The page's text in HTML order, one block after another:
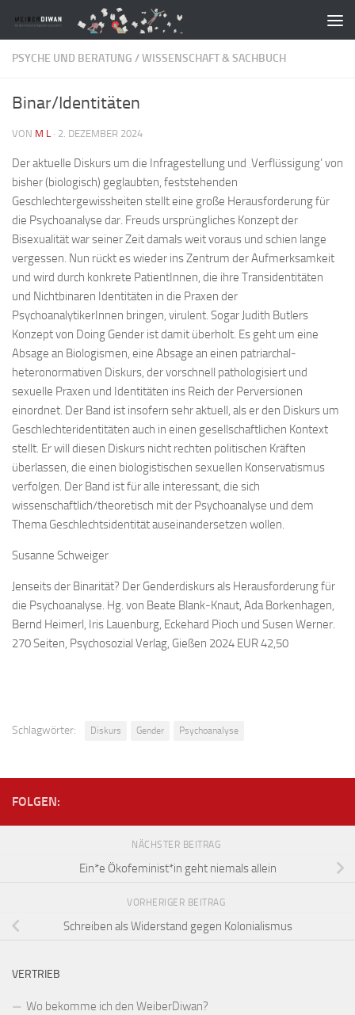
Zum Inhalt springen
PSYCHE UND BERATUNG /WISSENSCHAFT & SACHBUCH
Binar/Identitäten
VON M L · 2. DEZEMBER 2024
Der aktuelle Diskurs um die Infragestellung und ‚Verflüssigung’ von
bisher (biologisch) geglaubten, feststehenden
Geschlechtergewissheiten stellt eine große Herausforderung für
die Psychoanalyse dar. Freuds ursprüngliches Konzept der
Bisexualität war seiner Zeit damals weit voraus und schien lange
vergessen. Nun rückt es wieder ins Zentrum der Aufmerksamkeit
und wird durch konkrete PatientInnen, die ihre Transidentitäten
und Nichtbinaren Identitäten in die Praxen der
PsychoanalytikerInnen bringen, virulent. Sogar Judith Butlers
Konzept von Doing Gender ist damit überholt. Es geht um eine
Absage an Biologismen, eine Absage an einen patriarchal-
heteronormativen Diskurs, der vorschnell pathologisiert und
sexuelle Praxen und Identitäten ins Reich der Perversionen
einordnet. Der Band ist insofern sehr aktuell, als er den Diskurs um
Geschlechteridentitäten auch in einen gesellschaftlichen Kontext
stellt. Er will diesen Diskurs nicht rechten politischen Kräften
überlassen, die einen biologistischen sexuellen Konservatismus
verfolgen. Der Band ist für alle interessant, die sich
wissenschaftlich/theoretisch mit der Psychoanalyse und dem
Thema Geschlechtsidentität auseinandersetzen wollen.
Susanne Schweiger
Jenseits der Binarität? Der Genderdiskurs als Herausforderung für
die Psychoanalyse. Hg. von Beate Blank-Knaut, Ada Borkenhagen,
Bernd Heimerl, Iris Lauenburg, Eckehard Pioch und Susen Werner.
270 Seiten, Psychosozial Verlag, Gießen 2024 EUR 42,50
Schlagwörter: Diskurs Gender Psychoanalyse
FOLGEN:
NÄCHSTER BEITRAG
Ein*e Ökofeminist*in geht niemals allein
VORHERIGER BEITRAG
Schreiben als Widerstand gegen Kolonialismus
VERTRIEB
Wo bekomme ich den WeiberDiwan?